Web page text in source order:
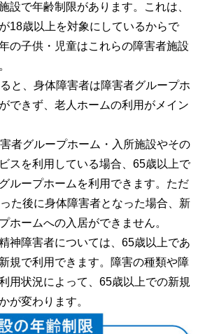
設で年齢制限があります。これは、
18歳以上を対象にしているからで
の子供・児童はこれらの障害者施設
と、身体障害者は障害者グループホ
できず、老人ホームの利用がメイン
者グループホーム・入所施設やその
スを利用している場合、65歳以上で
ループホームを利用できます。ただ
た後に身体障害者となった場合、新
ホームへの入居ができません。
神障害者については、65歳以上であ
規で利用できます。障害の種類や障
用状況によって、65歳以上での新規
が変わります。